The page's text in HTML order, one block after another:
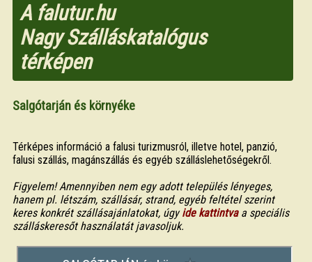
A falutur.hu
Nagy Szálláskatalógus
térképen
Salgótarján és környéke
Térképes információ a falusi turizmusról, illetve hotel, panzió,
falusi szállás, magánszállás és egyéb szálláslehetőségekről.
Figyelem! Amennyiben nem egy adott település lényeges,
hanem pl. létszám, szállásár, strand, egyéb feltétel szerint
keres konkrét szállásajánlatokat, úgyide kattintvaa speciális
szálláskeresőt használatát javasoljuk.